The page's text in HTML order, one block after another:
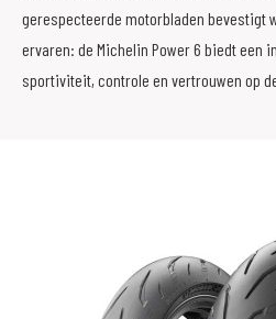
gerespecteerde motorbladen bevestigt
ervaren: de Michelin Power 6 biedt een
sportiviteit, controle en vertrouwen op